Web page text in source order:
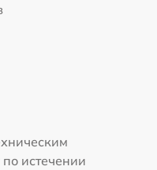
истечении